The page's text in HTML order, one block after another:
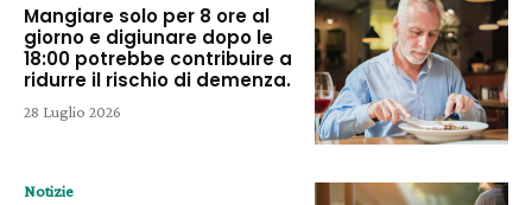
Mangiare solo per 8 ore al
giorno e digiunare dopo le
18:00 potrebbe contribuire a
ridurre il rischio di demenza.
28 Luglio 2026
Notizie